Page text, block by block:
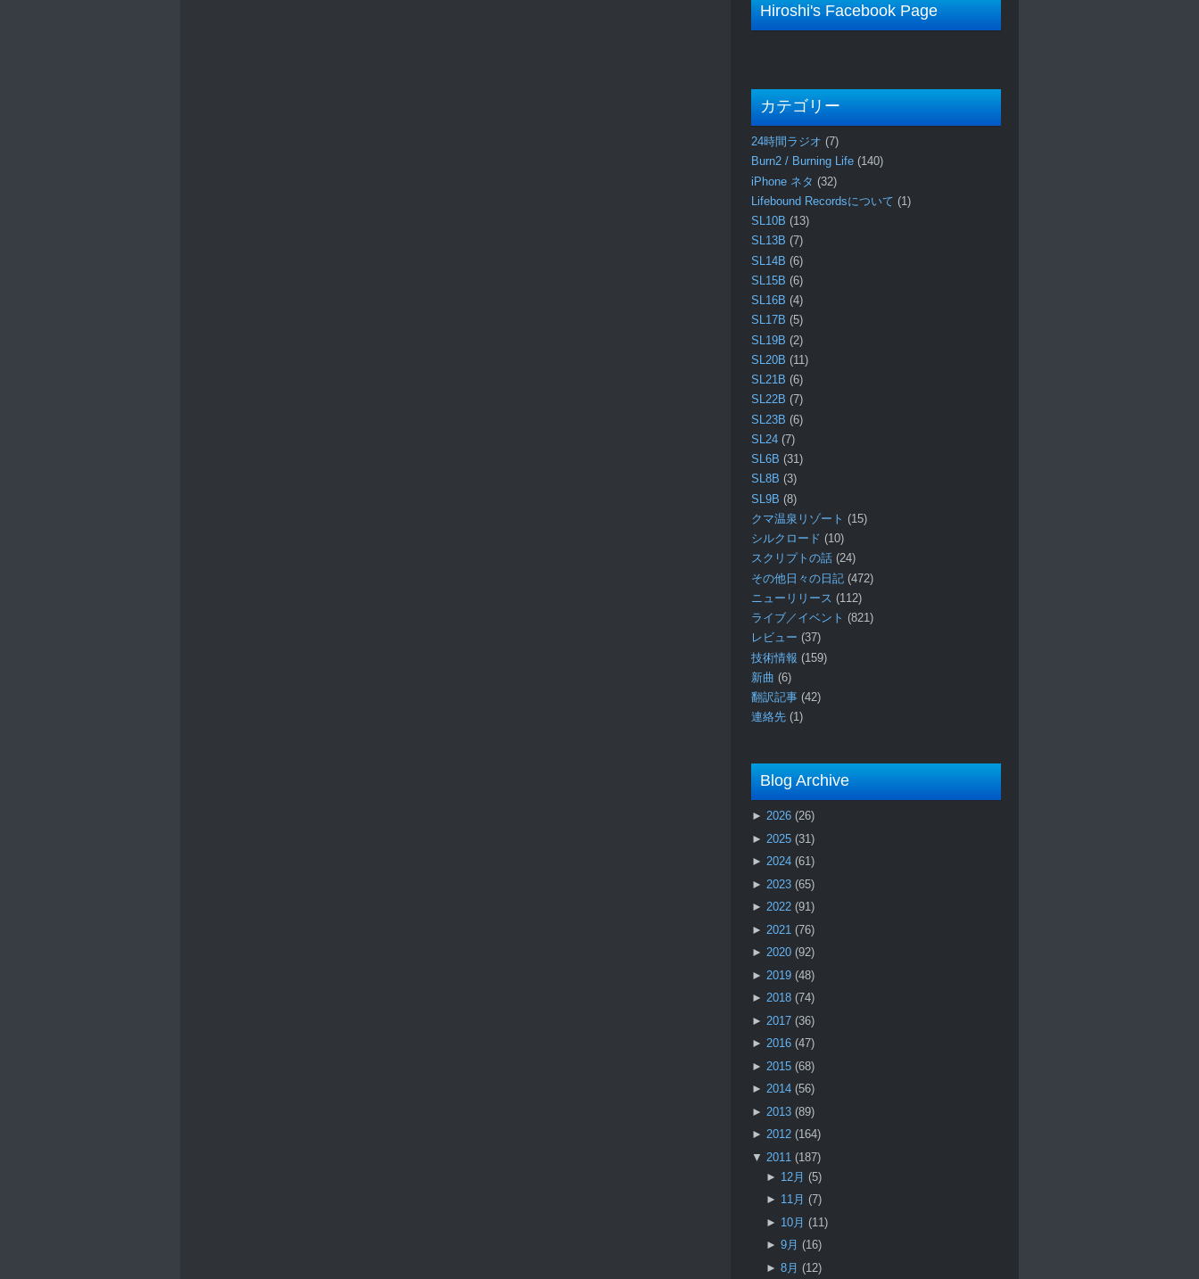
Hiroshi's Facebook Page
カテゴリー
24時間ラジオ (7)
Burn2 / Burning Life (140)
iPhone ネタ (32)
Lifebound Recordsについて (1)
SL10B (13)
SL13B (7)
SL14B (6)
SL15B (6)
SL16B (4)
SL17B (5)
SL19B (2)
SL20B (11)
SL21B (6)
SL22B (7)
SL23B (6)
SL24 (7)
SL6B (31)
SL8B (3)
SL9B (8)
クマ温泉リゾート (15)
シルクロード (10)
スクリプトの話 (24)
その他日々の日記 (472)
ニューリリース (112)
ライブ／イベント (821)
レビュー (37)
技術情報 (159)
新曲 (6)
翻訳記事 (42)
連絡先 (1)
Blog Archive
► 2026 (26)
► 2025 (31)
► 2024 (61)
► 2023 (65)
► 2022 (91)
► 2021 (76)
► 2020 (92)
► 2019 (48)
► 2018 (74)
► 2017 (36)
► 2016 (47)
► 2015 (68)
► 2014 (56)
► 2013 (89)
► 2012 (164)
▼ 2011 (187)
► 12月 (5)
► 11月 (7)
► 10月 (11)
► 9月 (16)
► 8月 (12)